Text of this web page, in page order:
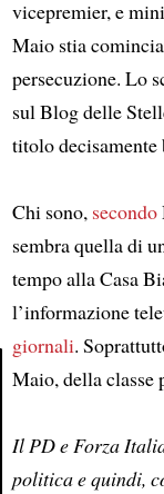
vicepremier, e
Maio stia
persecuzione. Lo
sul Blog delle
titolo
Chi sono, secondo
sembra quella di
tempo alla Casa
l’informazione
giornali.
Maio, della classe
Il PD e Forza
politica e quindi,